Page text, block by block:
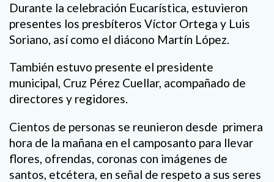
Durante la celebración Eucarística, estuvieron
presentes los presbíteros Víctor Ortega y Luis
Soriano, así como el diácono Martín López.
También estuvo presente el presidente
municipal, Cruz Pérez Cuellar, acompañado de
directores y regidores.
Cientos de personas se reunieron desde primera
hora de la mañana en el camposanto para llevar
flores, ofrendas, coronas con imágenes de
santos, etcétera, en señal de respeto a sus seres